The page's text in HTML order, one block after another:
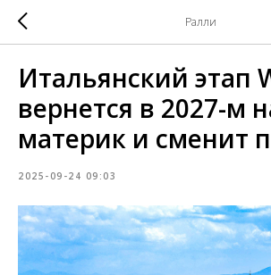
Ралли
Итальянский этап
вернется в 2027-м
материк и сменит
2025-09-24 09:03